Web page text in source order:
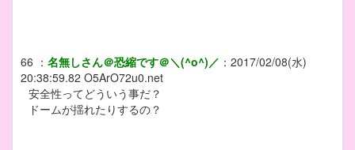
66 ： 名無しさん＠恐縮です＠＼(^o^)／ ： 2017/02/08(水)
20:38:59.82 O5ArO72u0.net
安全性ってどういう事だ？
ドームが揺れたりするの？